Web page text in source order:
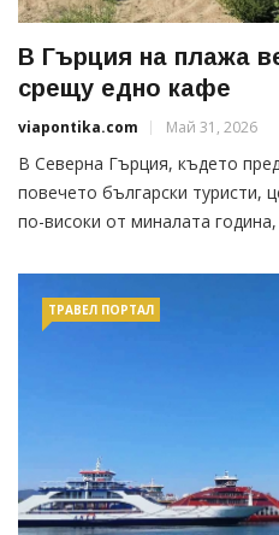
В Гърция на плажа
срещу едно кафе
viapontika.com Май 31, 2026
В Северна Гърция, където
повечето български туристи,
по-високи от миналата
ТРАВЕЛ ПОРТАЛ